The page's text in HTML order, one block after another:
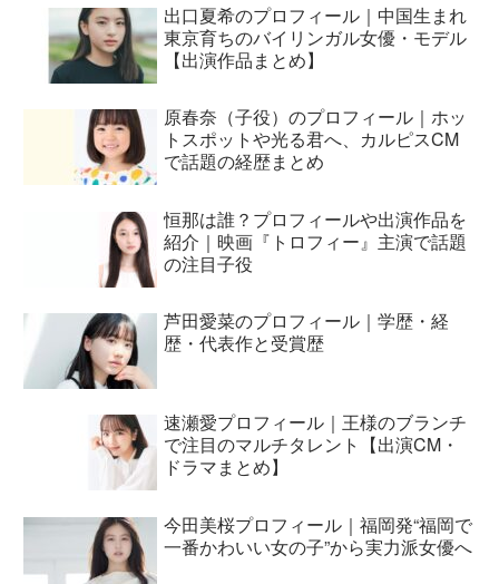
出口夏希のプロフィール｜中国生まれ
東京育ちのバイリンガル女優・モデル
【出演作品まとめ】
原春奈（子役）のプロフィール｜ホッ
トスポットや光る君へ、カルピスCM
で話題の経歴まとめ
恒那は誰？プロフィールや出演作品を
紹介｜映画『トロフィー』主演で話題
の注目子役
芦田愛菜のプロフィール｜学歴・経
歴・代表作と受賞歴
速瀬愛プロフィール｜王様のブランチ
で注目のマルチタレント【出演CM・
ドラマまとめ】
今田美桜プロフィール｜福岡発“福岡で
一番かわいい女の子”から実力派女優へ